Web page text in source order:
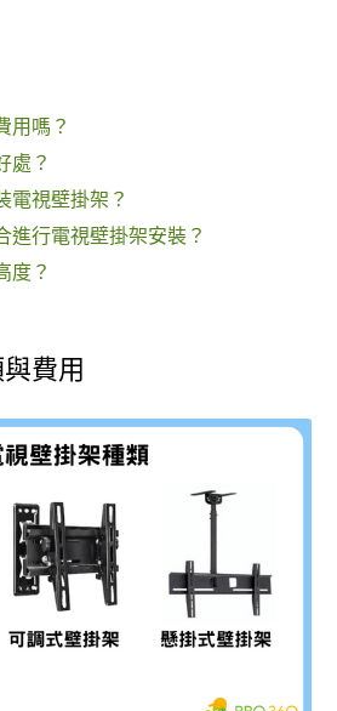
用嗎？
處？
電視壁掛架？
進行電視壁掛架安裝？
度？
費用